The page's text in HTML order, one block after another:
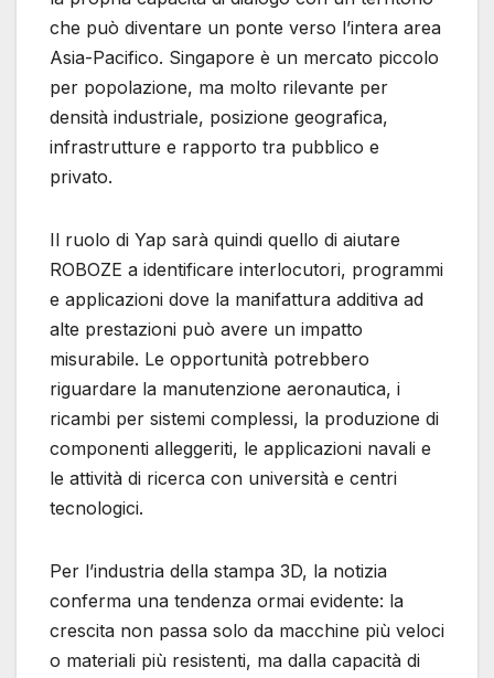
che può diventare un ponte verso l’intera area
Asia-Pacifico. Singapore è un mercato piccolo
per popolazione, ma molto rilevante per
densità industriale, posizione geografica,
infrastrutture e rapporto tra pubblico e
privato.
Il ruolo di Yap sarà quindi quello di aiutare
ROBOZE a identificare interlocutori, programmi
e applicazioni dove la manifattura additiva ad
alte prestazioni può avere un impatto
misurabile. Le opportunità potrebbero
riguardare la manutenzione aeronautica, i
ricambi per sistemi complessi, la produzione di
componenti alleggeriti, le applicazioni navali e
le attività di ricerca con università e centri
tecnologici.
Per l’industria della stampa 3D, la notizia
conferma una tendenza ormai evidente: la
crescita non passa solo da macchine più veloci
o materiali più resistenti, ma dalla capacità di